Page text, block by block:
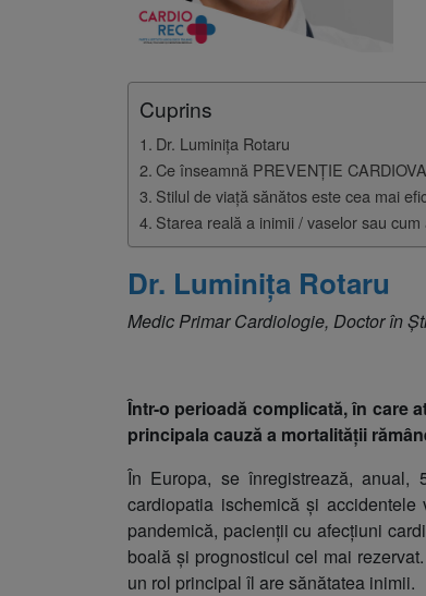
Cuprins
Dr. Luminița Rotaru
Ce înseamnă PREVENȚIE
Stilul de viață sănătos este cea mai
Starea reală a inimii / vaselor sau
Dr. Luminița Rotaru
Medic Primar Cardiologie, Doctor în
Într-o perioadă complicată, în care
principala cauză a mortalității
În Europa, se înregistrează,
cardiopatia ischemică și
pandemică, pacienții cu afecțiuni
boală și prognosticul cel mai
un rol principal îl are sănătatea inimii.